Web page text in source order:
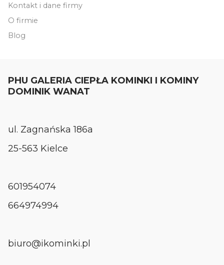
Kontakt i dane firmy
O firmie
Blog
PHU GALERIA CIEPŁA KOMINKI I KOMINY
DOMINIK WANAT
ul. Zagnańska 186a
25-563 Kielce
601954074
664974994
biuro@ikominki.pl